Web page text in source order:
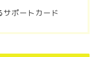
サポートカード